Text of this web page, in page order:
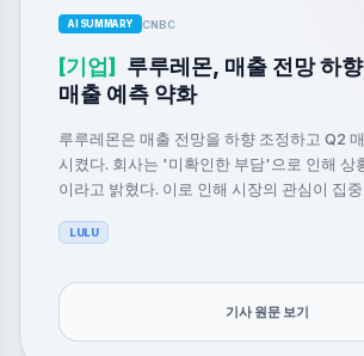
AI SUMMARY CNBC
[기업]
루루레몬, 매출 전망 하
매출 예측 약화
루루레몬은 매출 전망을 하향 조정하고 Q2
시켰다. 회사는 '미확인한 부담'으로 인해 상
이라고 밝혔다. 이로 인해 시장의 관심이 집
LULU
기사 원문 보기